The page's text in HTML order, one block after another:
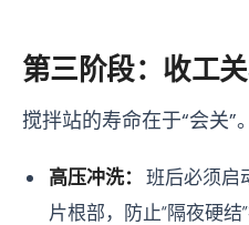
第三阶段：收工
搅拌站的寿命在于“会关”。
高压冲洗：
班后必须启
片根部，防止“隔夜硬结